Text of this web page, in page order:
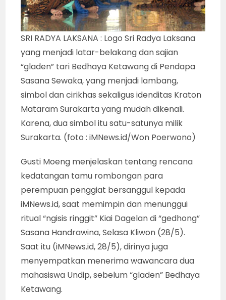
SRI RADYA LAKSANA : Logo Sri Radya Laksana
yang menjadi latar-belakang dan sajian
“gladen” tari Bedhaya Ketawang di Pendapa
Sasana Sewaka, yang menjadi lambang,
simbol dan cirikhas sekaligus idenditas Kraton
Mataram Surakarta yang mudah dikenali.
Karena, dua simbol itu satu-satunya milik
Surakarta. (foto : iMNews.id/Won Poerwono)
Gusti Moeng menjelaskan tentang rencana
kedatangan tamu rombongan para
perempuan penggiat bersanggul kepada
iMNews.id, saat memimpin dan menunggui
ritual “ngisis ringgit” Kiai Dagelan di “gedhong”
Sasana Handrawina, Selasa Kliwon (28/5).
Saat itu (iMNews.id, 28/5), dirinya juga
menyempatkan menerima wawancara dua
mahasiswa Undip, sebelum “gladen” Bedhaya
Ketawang.